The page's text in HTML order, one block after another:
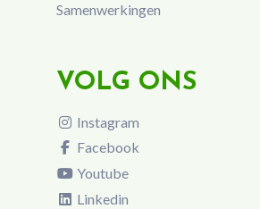
Samenwerkingen
VOLG ONS
Instagram
Facebook
Youtube
Linkedin